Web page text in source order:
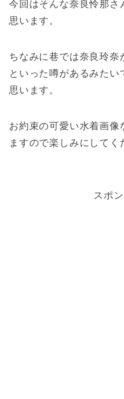
今回はそんな奈良怜那さ
思います。
ちなみに巷では奈良玲奈
といった噂があるみたい
思います。
お約束の可愛い水着画像
ますので楽しみにしてく
スポ